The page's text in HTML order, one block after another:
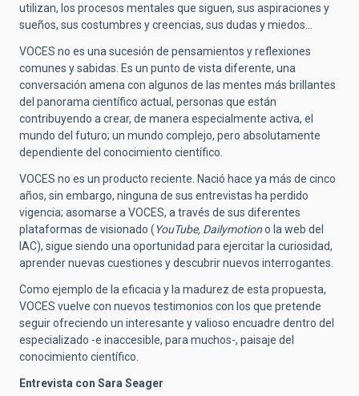
utilizan, los procesos mentales que siguen, sus aspiraciones y
sueños, sus costumbres y creencias, sus dudas y miedos…
VOCES no es una sucesión de pensamientos y reflexiones
comunes y sabidas. Es un punto de vista diferente, una
conversación amena con algunos de las mentes más brillantes
del panorama científico actual, personas que están
contribuyendo a crear, de manera especialmente activa, el
mundo del futuro; un mundo complejo, pero absolutamente
dependiente del conocimiento científico.
VOCES no es un producto reciente. Nació hace ya más de cinco
años, sin embargo, ninguna de sus entrevistas ha perdido
vigencia; asomarse a VOCES, a través de sus diferentes
plataformas de visionado (YouTube, Dailymotiono la web del
IAC), sigue siendo una oportunidad para ejercitar la curiosidad,
aprender nuevas cuestiones y descubrir nuevos interrogantes.
Como ejemplo de la eficacia y la madurez de esta propuesta,
VOCES vuelve con nuevos testimonios con los que pretende
seguir ofreciendo un interesante y valioso encuadre dentro del
especializado -e inaccesible, para muchos-, paisaje del
conocimiento científico.
Entrevista con Sara Seager